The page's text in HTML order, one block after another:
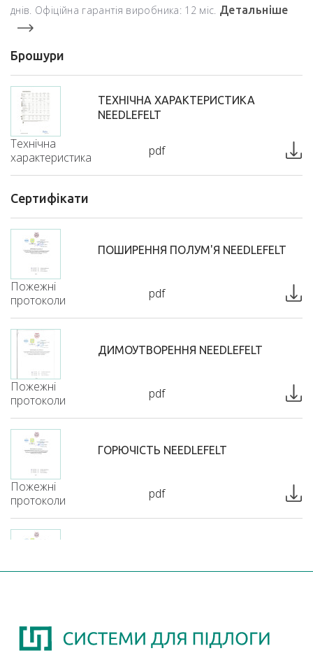
днів. Офіційна гарантія виробника: 12 міс. Детальніше
Брошури
ТЕХНІЧНА ХАРАКТЕРИСТИКА
NEEDLEFELT
Технічна
характеристика
pdf
Сертифікати
ПОШИРЕННЯ ПОЛУМ'Я NEEDLEFELT
Пожежні
протоколи
pdf
ДИМОУТВОРЕННЯ NEEDLEFELT
Пожежні
протоколи
pdf
ГОРЮЧІСТЬ NEEDLEFELT
Пожежні
протоколи
pdf